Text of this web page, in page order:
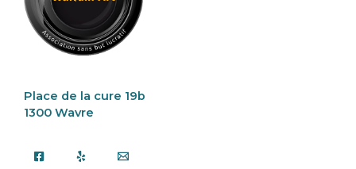
Place de la cure 19b
1300 Wavre